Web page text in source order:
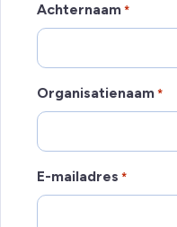
Achternaam *
Organisatienaam *
E-mailadres *